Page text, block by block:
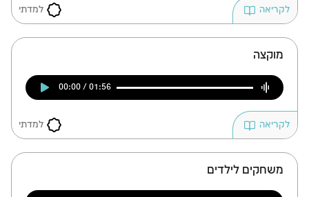
למדתי לקריאה
מוקצה
00:00 / 01:56
למדתי לקריאה
משחקים לילדים